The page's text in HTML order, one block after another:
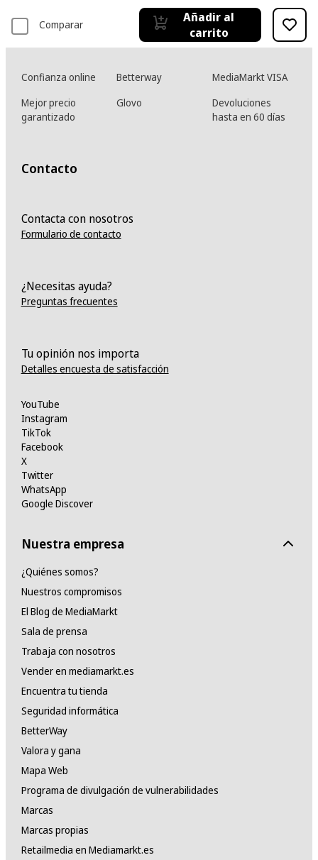
Comparar
Añadir al
carrito
Confianza online Betterway
MediaMarkt VISA
Mejor precio
garantizado
Glovo
Devoluciones
hasta en 60 días
Contacto
Contacta con nosotros
Formulario de contacto
¿Necesitas ayuda?
Preguntas frecuentes
Tu opinión nos importa
Detalles encuesta de satisfacción
YouTube
Instagram
TikTok
Facebook
X
Twitter
WhatsApp
Google Discover
Nuestra empresa
¿Quiénes somos?
Nuestros compromisos
El Blog de MediaMarkt
Sala de prensa
Trabaja con nosotros
Vender en mediamarkt.es
Encuentra tu tienda
Seguridad informática
BetterWay
Valora y gana
Mapa Web
Programa de divulgación de vulnerabilidades
Marcas
Marcas propias
Retailmedia en Mediamarkt.es